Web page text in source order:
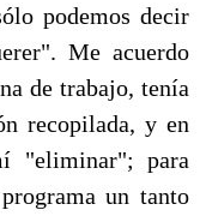
podemos decir
Me acuerdo
de trabajo, tenía
recopilada, y en
"eliminar"; para
un tanto